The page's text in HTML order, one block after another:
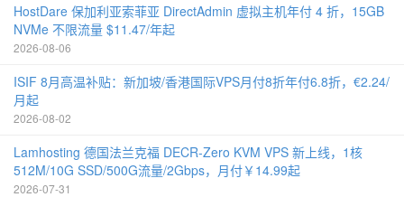
HostDare 保加利亚索菲亚 DirectAdmin 虚拟主机年付 4 折，15GB
NVMe 不限流量 $11.47/年起
2026-08-06
ISIF 8月高温补贴：新加坡/香港国际VPS月付8折年付6.8折，€2.24/
月起
2026-08-02
Lamhosting 德国法兰克福 DECR-Zero KVM VPS 新上线，1核
512M/10G SSD/500G流量/2Gbps，月付￥14.99起
2026-07-31